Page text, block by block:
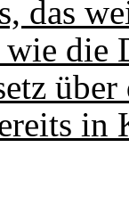
das
die
in